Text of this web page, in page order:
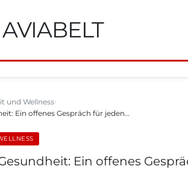
AVIABELT
und Wellness
Ein offenes Gespräch für jeden…
Ein offenes